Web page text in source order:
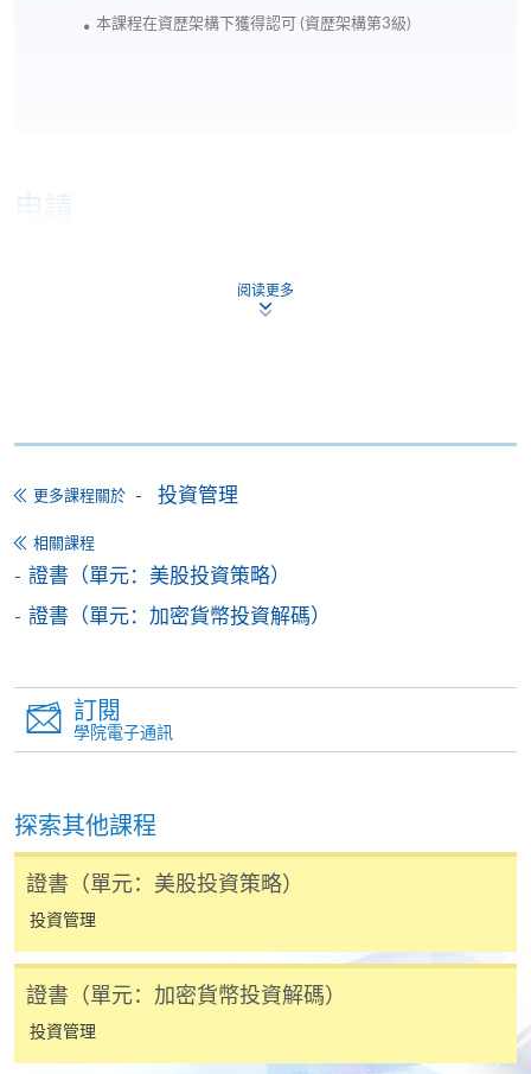
本課程在資歴架構下獲得認可 (資歴架構第3級)
申請
大部份公開招生的課程(以先到先得形式報名的課程)。
機)、VISA 或 Mastercard。除上述支付方式之外，如就
讀學歷頒授課程設有網上服務，在學學員亦可以「微
信支付」(Online WeChat Pay) 、「支付寶」(Online
報讀新課程
後按照指示填妥網上報名表格。
某些課程須甄選入學，並要求申請人上載課程網頁
中指定所須文件(如學歷證明)。系統只支援doc,
docx, jpg 和pdf格式之附件。
繳交所需費用
阅读更多
更多課程關於 投資管理
相關課程
證書（單元：美股投資策略）
證書（單元：加密貨幣投資解碼）
訂閱
學院電子通訊
探索其他課程
證書（單元：美股投資策略）
投資管理
證書（單元：加密貨幣投資解碼）
投資管理